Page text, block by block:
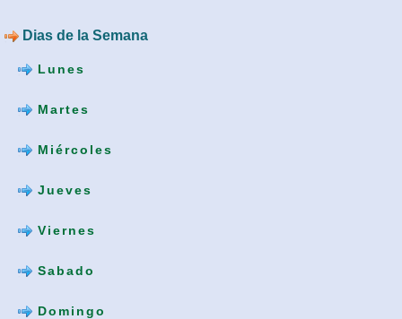
Dias de la Semana
Lunes
Martes
Miércoles
Jueves
Viernes
Sabado
Domingo